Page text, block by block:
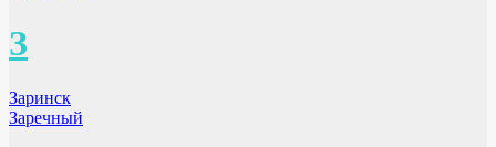
З
Заринск
Заречный